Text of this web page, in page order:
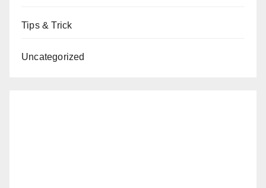
Tips & Trick
Uncategorized